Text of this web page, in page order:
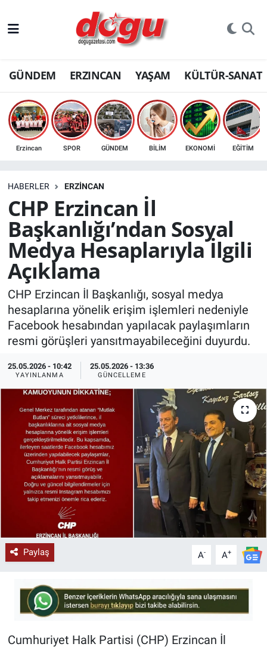
GÜNDEM ERZINCAN YAŞAM KÜLTÜR-SANAT
Erzincan SPOR GÜNDEM BİLİM EKONOMİ EĞİTİM
HABERLER ERZINCAN
CHP Erzincan İl
Başkanlığı’ndan Sosyal
Medya Hesaplarıyla İlgili
Açıklama
CHP Erzincan İl Başkanlığı, sosyal medya
hesaplarına yönelik erişim işlemleri nedeniyle
Facebook hesabından yapılacak paylaşımların
resmi görüşleri yansıtmayabileceğini duyurdu.
25.05.2026 - 10:42
YAYINLANMA
25.05.2026 - 13:36
GÜNCELLEME
Paylaş A- A+
Cumhuriyet Halk Partisi (CHP) Erzincan İl
ERZINCAN
GÜNDEM
ERZİNCAN FOTOĞRAFLARI
SAĞLIK
Bilim, teknoloji
GENEL
KÜLTÜR-SANAT
Yerel Haber
Politika
SPOR
YAŞAM
RESMİ İLAN